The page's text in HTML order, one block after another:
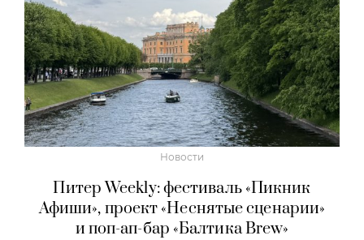
Новости
Питер Weekly: фестиваль «Пикник
Афиши», проект «Неснятые сценарии»
и поп-ап-бар «Балтика Brew»